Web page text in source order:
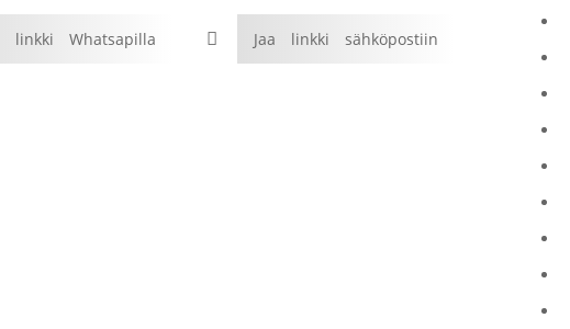
linkki Whatsapilla  Jaa linkki sähköpostiin